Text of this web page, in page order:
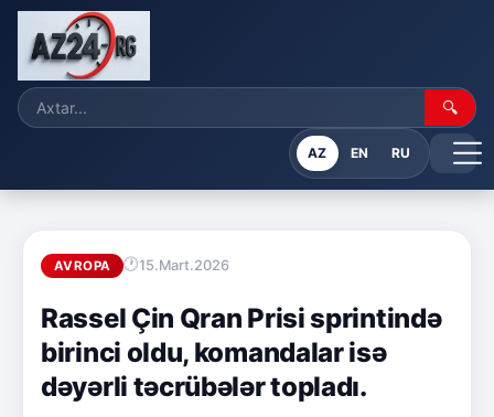
🔍
AZ EN RU
AVROPA 15.Mart.2026
Rassel Çin Qran Prisi sprintində
birinci oldu, komandalar isə
dəyərli təcrübələr topladı.